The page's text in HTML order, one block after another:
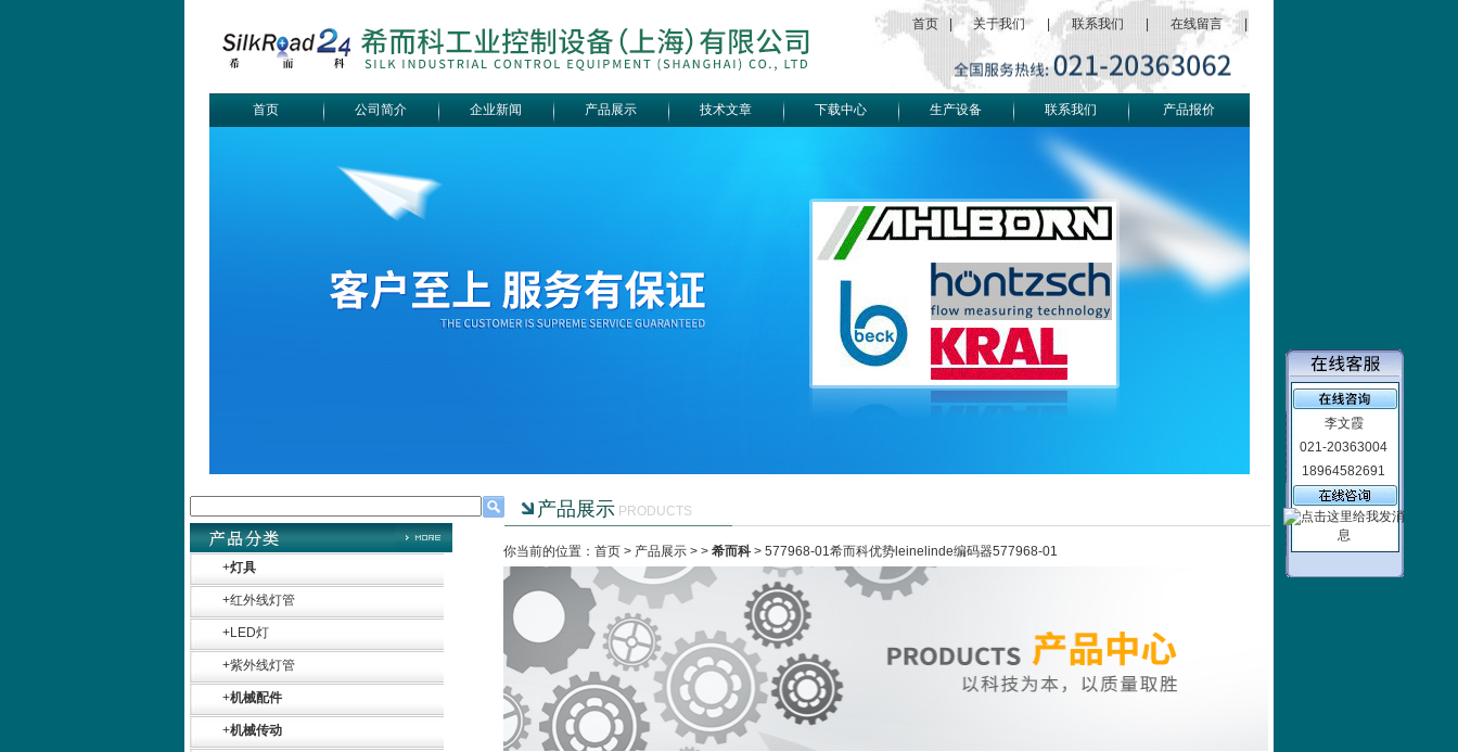
首页 关于我们 联系我们 在线留言
首页 公司简介 企业新闻 产品展示 技术文章 下载中心 生产设备 联系我们 产品报价
+灯具
+红外线灯管
+LED灯
+紫外线灯管
+机械配件
+机械传动
产品展示PRODUCTS
你当前的位置：首页 > 产品展示> > 希而科> 577968-01希而科优势leinelinde编码器577968-01
李文霞
021-20363004
18964582691